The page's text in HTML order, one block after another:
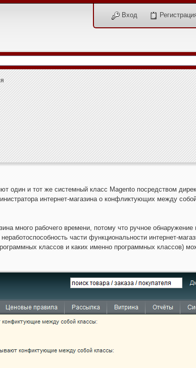
Вход
один и тот же системный класс Magento посредством
интернет-магазина о конфликтующих между
много рабочего времени, потому что ручное обнаружение
части функциональности интернет-
классов и каких именно программных классов)